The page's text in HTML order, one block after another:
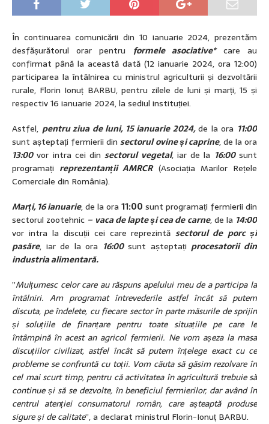
În continuarea comunicării din 10 ianuarie 2024, prezentăm
desfășurătorul orar pentru formele asociative*care au
confirmat până la această dată (12 ianuarie 2024, ora 12:00)
participarea la întâlnirea cu ministrul agriculturii și dezvoltării
rurale, Florin Ionuț BARBU, pentru zilele de luni și marți, 15 și
respectiv 16 ianuarie 2024, la sediul instituției.
Astfel, pentru ziua de luni, 15 ianuarie 2024,de la ora 11:00
sunt așteptați fermierii dinsectorul ovine și caprine, de la ora
13:00vor intra cei dinsectorul vegetal, iar de la 16:00sunt
programați reprezentanții AMRCR(Asociația Marilor Rețele
Comerciale din România).
Marți, 16 ianuarie, de la ora 11:00 sunt programați fermierii din
sectorul zootehnic – vaca de lapte și cea de carne, de la 14:00
vor intra la discuții cei care reprezintăsectorul de porc și
pasăre, iar de la ora 16:00sunt așteptați procesatorii din
industria alimentară.
”Mulțumesc celor care au răspuns apelului meu de a participa la
întâlniri. Am programat întrevederile astfel încât să putem
discuta, pe îndelete, cu fiecare sector în parte măsurile de sprijin
și soluțiile de finanțare pentru toate situațiile pe care le
întâmpină în acest an agricol fermierii. Ne vom așeza la masa
discuțiilor civilizat, astfel încât să putem înțelege exact cu ce
probleme se confruntă cu toții. Vom căuta să găsim rezolvare în
cel mai scurt timp, pentru că activitatea în agricultură trebuie să
continue și să se dezvolte, în beneficiul fermierilor, dar având în
centrul atenției consumatorul român, care așteaptă produse
sigure și de calitate”, a declarat ministrul Florin-Ionuț BARBU.